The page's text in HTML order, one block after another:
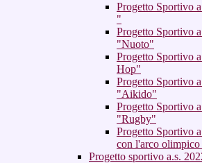
Progetto Sportivo
"
Progetto Sportivo
"Nuoto"
Progetto Sportivo
Hop"
Progetto Sportivo
"Aikido"
Progetto Sportivo
"Rugby"
Progetto Sportivo
con l'arco
Progetto sportivo a.s.